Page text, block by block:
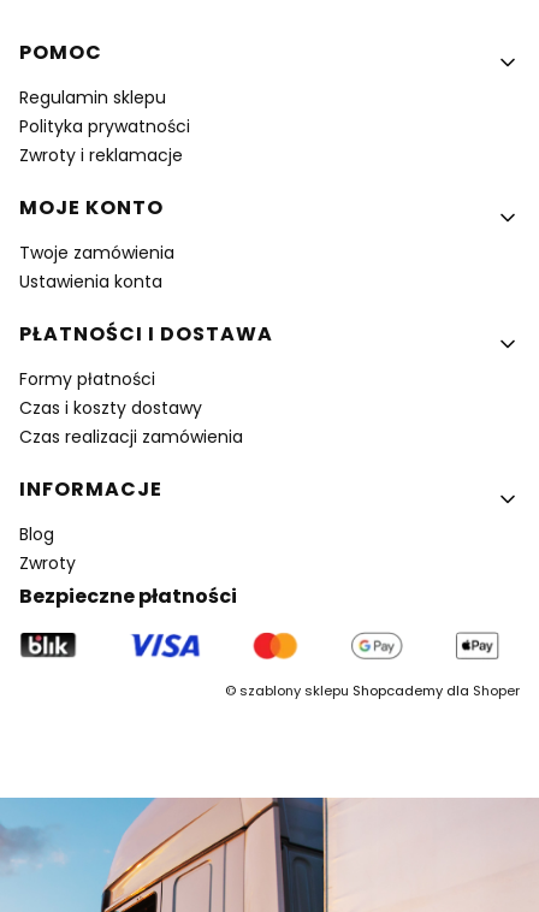
Linki w stopce
POMOC
Regulamin sklepu
Polityka prywatności
Zwroty i reklamacje
MOJE KONTO
Twoje zamówienia
Ustawienia konta
PŁATNOŚCI I DOSTAWA
Formy płatności
Czas i koszty dostawy
Czas realizacji zamówienia
INFORMACJE
Blog
Zwroty
Bezpieczne płatności
©szablony sklepu Shopcademy dla Shoper